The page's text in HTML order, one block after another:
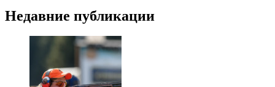
Недавние публикации